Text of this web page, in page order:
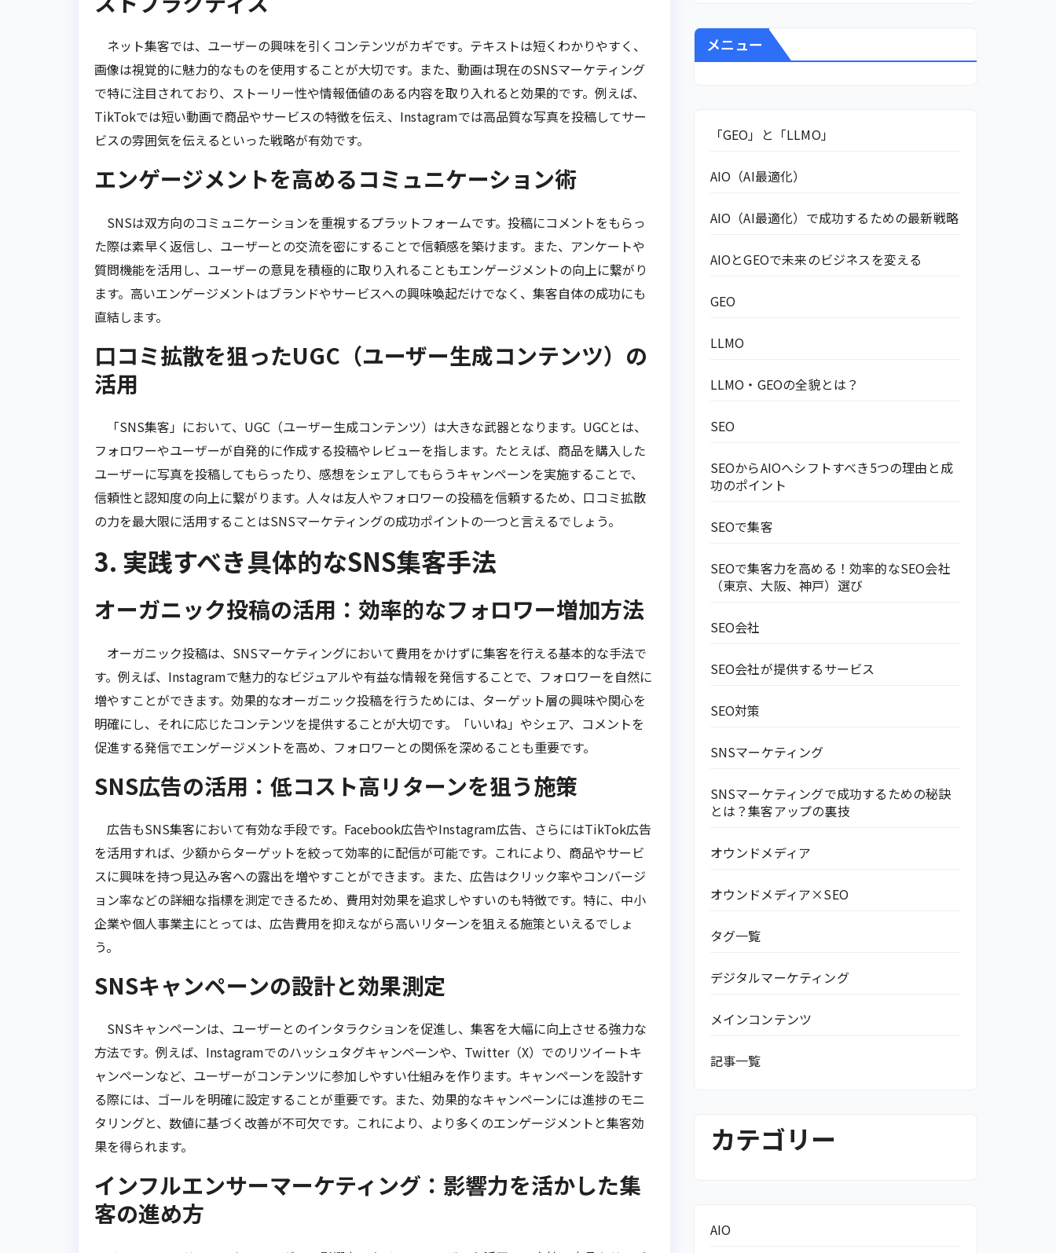
ネット集客では、ユーザーの興味を引くコンテンツがカギです。テキストは短くわかりやすく、
画像は視覚的に魅力的なものを使用することが大切です。また、動画は現在のSNSマーケティング
で特に注目されており、ストーリー性や情報価値のある内容を取り入れると効果的です。例えば、
TikTokでは短い動画で商品やサービスの特徴を伝え、Instagramでは高品質な写真を投稿してサー
ビスの雰囲気を伝えるといった戦略が有効です。
エンゲージメントを高めるコミュニケーション術
SNSは双方向のコミュニケーションを重視するプラットフォームです。投稿にコメントをもらっ
た際は素早く返信し、ユーザーとの交流を密にすることで信頼感を築けます。また、アンケートや
質問機能を活用し、ユーザーの意見を積極的に取り入れることもエンゲージメントの向上に繋がり
ます。高いエンゲージメントはブランドやサービスへの興味喚起だけでなく、集客自体の成功にも
直結します。
口コミ拡散を狙ったUGC（ユーザー生成コンテンツ）の
活用
「SNS集客」において、UGC（ユーザー生成コンテンツ）は大きな武器となります。UGCとは、
フォロワーやユーザーが自発的に作成する投稿やレビューを指します。たとえば、商品を購入した
ユーザーに写真を投稿してもらったり、感想をシェアしてもらうキャンペーンを実施することで、
信頼性と認知度の向上に繋がります。人々は友人やフォロワーの投稿を信頼するため、口コミ拡散
の力を最大限に活用することはSNSマーケティングの成功ポイントの一つと言えるでしょう。
3. 実践すべき具体的なSNS集客手法
オーガニック投稿の活用：効率的なフォロワー増加方法
オーガニック投稿は、SNSマーケティングにおいて費用をかけずに集客を行える基本的な手法で
す。例えば、Instagramで魅力的なビジュアルや有益な情報を発信することで、フォロワーを自然に
増やすことができます。効果的なオーガニック投稿を行うためには、ターゲット層の興味や関心を
明確にし、それに応じたコンテンツを提供することが大切です。「いいね」やシェア、コメントを
促進する発信でエンゲージメントを高め、フォロワーとの関係を深めることも重要です。
SNS広告の活用：低コスト高リターンを狙う施策
広告もSNS集客において有効な手段です。Facebook広告やInstagram広告、さらにはTikTok広告
を活用すれば、少額からターゲットを絞って効率的に配信が可能です。これにより、商品やサービ
スに興味を持つ見込み客への露出を増やすことができます。また、広告はクリック率やコンバージ
ョン率などの詳細な指標を測定できるため、費用対効果を追求しやすいのも特徴です。特に、中小
企業や個人事業主にとっては、広告費用を抑えながら高いリターンを狙える施策といえるでしょ
う。
SNSキャンペーンの設計と効果測定
SNSキャンペーンは、ユーザーとのインタラクションを促進し、集客を大幅に向上させる強力な
方法です。例えば、Instagramでのハッシュタグキャンペーンや、Twitter（X）でのリツイートキ
ャンペーンなど、ユーザーがコンテンツに参加しやすい仕組みを作ります。キャンペーンを設計す
る際には、ゴールを明確に設定することが重要です。また、効果的なキャンペーンには進捗のモニ
タリングと、数値に基づく改善が不可欠です。これにより、より多くのエンゲージメントと集客効
果を得られます。
インフルエンサーマーケティング：影響力を活かした集
客の進め方
メニュー
「GEO」と「LLMO」
AIO（AI最適化）
AIO（AI最適化）で成功するための最新戦略
AIOとGEOで未来のビジネスを変える
GEO
LLMO
LLMO・GEOの全貌とは？
SEO
SEOからAIOへシフトすべき5つの理由と成
功のポイント
SEOで集客
SEOで集客力を高める！効率的なSEO会社
（東京、大阪、神戸）選び
SEO会社
SEO会社が提供するサービス
SEO対策
SNSマーケティング
SNSマーケティングで成功するための秘訣
とは？集客アップの裏技
オウンドメディア
オウンドメディア×SEO
タグ一覧
デジタルマーケティング
メインコンテンツ
記事一覧
カテゴリー
AIO